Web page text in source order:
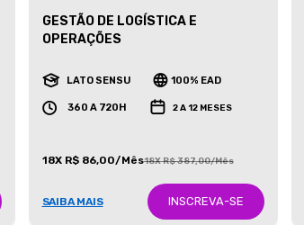
GESTÃO DE LOGÍSTICA E
OPERAÇÕES
LATO SENSU 100% EAD
360 A 720H 2 A 12 MESES
18X R$ 86,00/Mês18X R$ 387,00/Mês
SAIBA MAIS INSCREVA-SE